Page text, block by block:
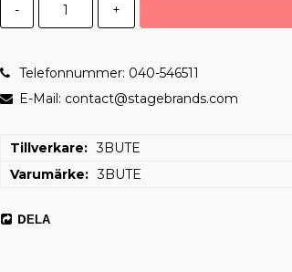
- +
Telefonnummer: 040-546511
E-Mail: contact@stagebrands.com
Tillverkare
3BUTE
Varumärke
3BUTE
DELA